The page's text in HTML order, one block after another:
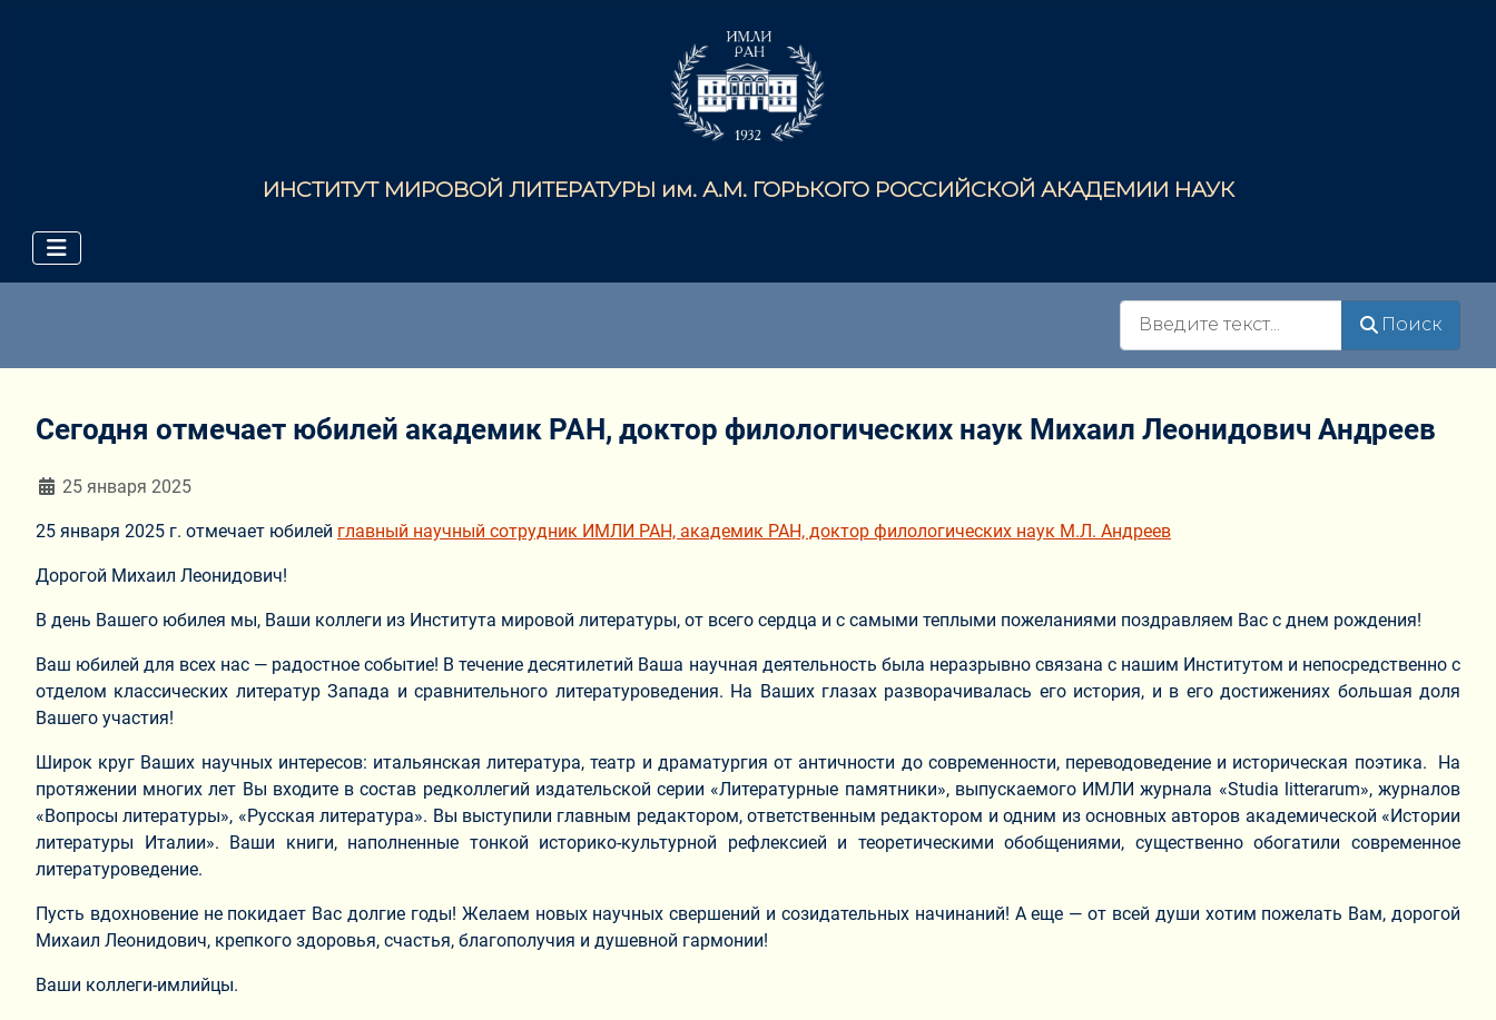
ИНСТИТУТ МИРОВОЙ ЛИТЕРАТУРЫ им. А.М. ГОРЬКОГО РОССИЙСКОЙ АКАДЕМИИ НАУК
Поиск
Сегодня отмечает юбилей академик РАН, доктор филологических наук Михаил Леонидович Андреев
Информация о материале
25 января 2025
25 января 2025 г. отмечает юбилей главный научный сотрудник ИМЛИ РАН, академик РАН, доктор филологических наук М.Л. Андреев
Дорогой Михаил Леонидович!
В день Вашего юбилея мы, Ваши коллеги из Института мировой литературы, от всего сердца и с самыми теплыми пожеланиями поздравляем Вас с днем рождения!
Ваш юбилей для всех нас — радостное событие! В течение десятилетий Ваша научная деятельность была неразрывно связана с нашим Институтом и непосредственно с
отделом классических литератур Запада и сравнительного литературоведения. На Ваших глазах разворачивалась его история, и в его достижениях большая доля
Вашего участия!
Широк круг Ваших научных интересов: итальянская литература, театр и драматургия от античности до современности, переводоведение и историческая поэтика. На
протяжении многих лет Вы входите в состав редколлегий издательской серии «Литературные памятники», выпускаемого ИМЛИ журнала «Studia litterarum», журналов
«Вопросы литературы», «Русская литература». Вы выступили главным редактором, ответственным редактором и одним из основных авторов академической «Истории
литературы Италии». Ваши книги, наполненные тонкой историко-культурной рефлексией и теоретическими обобщениями, существенно обогатили современное
литературоведение.
Пусть вдохновение не покидает Вас долгие годы! Желаем новых научных свершений и созидательных начинаний! А еще — от всей души хотим пожелать Вам, дорогой
Михаил Леонидович, крепкого здоровья, счастья, благополучия и душевной гармонии!
Ваши коллеги-имлийцы.